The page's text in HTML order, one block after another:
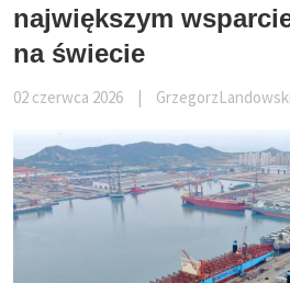
największym
na świecie
02 czerwca 2026 GrzegorzLandowski